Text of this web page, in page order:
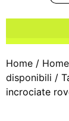
Home /
disponibili /
incrociate